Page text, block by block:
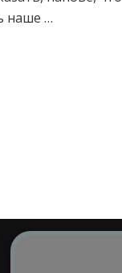
наше …